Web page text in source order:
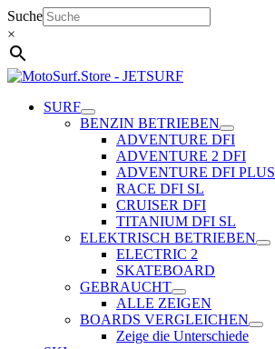
Zum
Inhalt
springen
Suche
×
SURF
BENZIN BETRIEBEN
ADVENTURE DFI
ADVENTURE 2 DFI
ADVENTURE DFI PLUS
RACE DFI SL
CRUISER DFI
TITANIUM DFI SL
ELEKTRISCH BETRIEBEN
ELECTRIC 2
SKATEBOARD
GEBRAUCHT
ALLE ZEIGEN
BOARDS VERGLEICHEN
Zeige die Unterschiede